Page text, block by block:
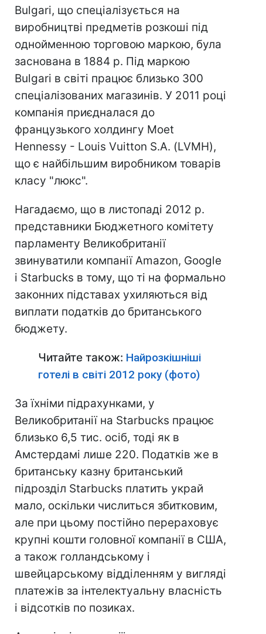
Bulgari, що спеціалізується на
виробництві предметів розкоші під
однойменною торговою маркою, була
заснована в 1884 р. Під маркою
Bulgari в світі працює близько 300
спеціалізованих магазинів. У 2011 році
компанія приєдналася до
французького холдингу Moet
Hennessy - Louis Vuitton S.А. (LVMH),
що є найбільшим виробником товарів
класу "люкс".
Нагадаємо, що в листопаді 2012 р.
представники Бюджетного комітету
парламенту Великобританії
звинуватили компанії Amazon, Google
і Starbucks в тому, що ті на формально
законних підставах ухиляються від
виплати податків до британського
бюджету.
Читайте також: Найрозкішніші
готелі в світі 2012 року (фото)
За їхніми підрахунками, у
Великобританії на Starbucks працює
близько 6,5 тис. осіб, тоді як в
Амстердамі лише 220. Податків же в
британську казну британський
підрозділ Starbucks платить украй
мало, оскільки числиться збитковим,
але при цьому постійно перераховує
крупні кошти головної компанії в США,
а також голландському і
швейцарському відділенням у вигляді
платежів за інтелектуальну власність
і відсотків по позиках.